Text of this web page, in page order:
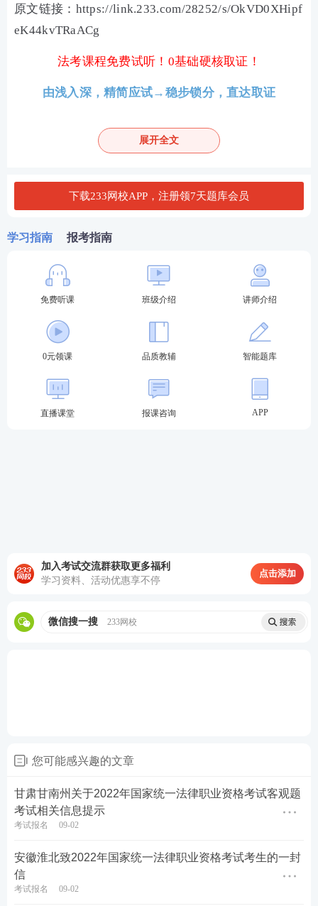
原文链接：https://link.233.com/28252/s/OkVD0XHipf
eK44kvTRaACg
法考课程免费试听！0基础硬核取证！
由浅入深，精简应试→稳步锁分，直达取证
报考关注：【 法考主观题报名时间
法考报考信息
】
资料：【 免费领《内部讲义》包邮
法考备考
展开全文
下载233网校APP，注册领7天题库会员
学习指南 报考指南
免费听课 班级介绍 讲师介绍
0元领课 品质教辅 智能题库
直播课堂 报课咨询 APP
加入考试交流群获取更多福利
学习资料、活动优惠享不停
点击添加
微信搜一搜 233网校
您可能感兴趣的文章
甘肃甘南州关于2022年国家统一法律职业资格考试客观题
考试相关信息提示
考试报名 09-02
安徽淮北致2022年国家统一法律职业资格考试考生的一封
信
考试报名 09-02